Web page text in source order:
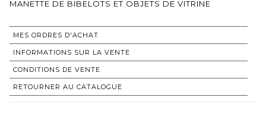
MANETTE DE BIBELOTS ET OBJETS DE VITRINE
MES ORDRES D'ACHAT
INFORMATIONS SUR LA VENTE
CONDITIONS DE VENTE
RETOURNER AU CATALOGUE